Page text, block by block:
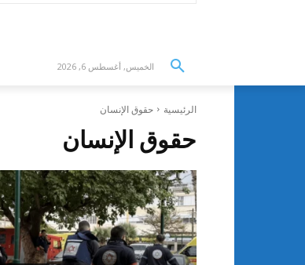
الخميس, أغسطس 6, 2026
الرئيسية حقوق الإنسان
حقوق الإنسان